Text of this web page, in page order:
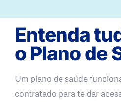
Entenda
o Plano de
Um plano de saúde
contratado para te dar